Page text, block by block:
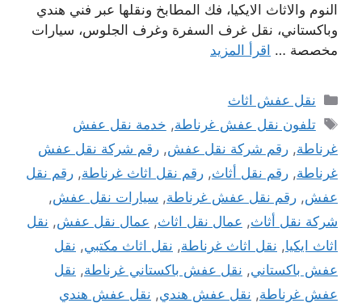
النوم والاثاث الايكيا، فك المطابخ ونقلها عبر فني هندي
وباكستاني، نقل غرف السفرة وغرف الجلوس، سيارات
مخصصة … اقرأ المزيد
التصنيفات
نقل عفش اثاث
الوسوم
تلفون نقل عفش غرناطة, خدمة نقل عفش
غرناطة, رقم شركة نقل عفش, رقم شركة نقل عفش
غرناطة, رقم نقل أثاث, رقم نقل اثاث غرناطة, رقم نقل
عفش, رقم نقل عفش غرناطة, سيارات نقل عفش,
شركة نقل أثاث, عمال نقل اثاث, عمال نقل عفش, نقل
اثاث ايكيا, نقل اثاث غرناطة, نقل اثاث مكتبي, نقل
عفش باكستاني, نقل عفش باكستاني غرناطة, نقل
عفش غرناطة, نقل عفش هندي, نقل عفش هندي